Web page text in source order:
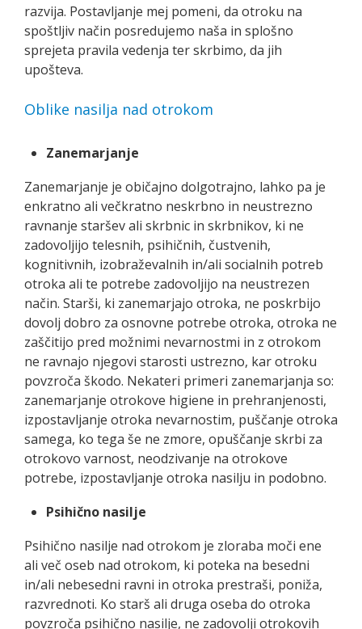
razvija. Postavljanje mej pomeni, da otroku na
spoštljiv način posredujemo naša in splošno
sprejeta pravila vedenja ter skrbimo, da jih
upošteva.
Oblike nasilja nad otrokom
Zanemarjanje
Zanemarjanje je običajno dolgotrajno, lahko pa je
enkratno ali večkratno neskrbno in neustrezno
ravnanje staršev ali skrbnic in skrbnikov, ki ne
zadovoljijo telesnih, psihičnih, čustvenih,
kognitivnih, izobraževalnih in/ali socialnih potreb
otroka ali te potrebe zadovoljijo na neustrezen
način. Starši, ki zanemarjajo otroka, ne poskrbijo
dovolj dobro za osnovne potrebe otroka, otroka ne
zaščitijo pred možnimi nevarnostmi in z otrokom
ne ravnajo njegovi starosti ustrezno, kar otroku
povzroča škodo. Nekateri primeri zanemarjanja so:
zanemarjanje otrokove higiene in prehranjenosti,
izpostavljanje otroka nevarnostim, puščanje otroka
samega, ko tega še ne zmore, opuščanje skrbi za
otrokovo varnost, neodzivanje na otrokove
potrebe, izpostavljanje otroka nasilju in podobno.
Psihično nasilje
Psihično nasilje nad otrokom je zloraba moči ene
ali več oseb nad otrokom, ki poteka na besedni
in/ali nebesedni ravni in otroka prestraši, poniža,
razvrednoti. Ko starš ali druga oseba do otroka
povzroča psihično nasilje, ne zadovolji otrokovih